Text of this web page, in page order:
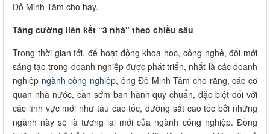
Đỗ Minh Tâm cho hay.
Tăng cường liên kết “3 nhà" theo chiều sâu
Trong thời gian tới, để hoạt động khoa học, công nghệ, đổi mới
sáng tạo trong doanh nghiệp được phát triển, nhất là các doanh
nghiệp ngành công nghiệp, ông Đỗ Minh Tâm cho rằng, các cơ
quan nhà nước, cần sớm ban hành quy chuẩn, đặc biệt đối với
các lĩnh vực mới như tàu cao tốc, đường sắt cao tốc bởi những
ngành này sẽ là tương lai mới của ngành công nghiệp. Đồng